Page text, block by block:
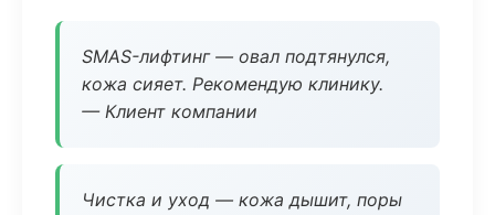
SMAS-лифтинг — овал подтянулся,
кожа сияет. Рекомендую клинику.
— Клиент компании
Чистка и уход — кожа дышит, поры